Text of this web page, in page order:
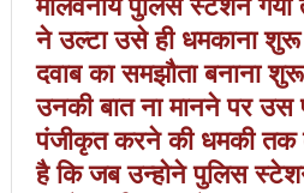
ने उल्टा उसे ही धमकाना
दवाब का समझौता बनाना
उनकी बात ना मानने पर उस
पंजीकृत करने की धमकी तक
है कि जब उन्होने पुलिस